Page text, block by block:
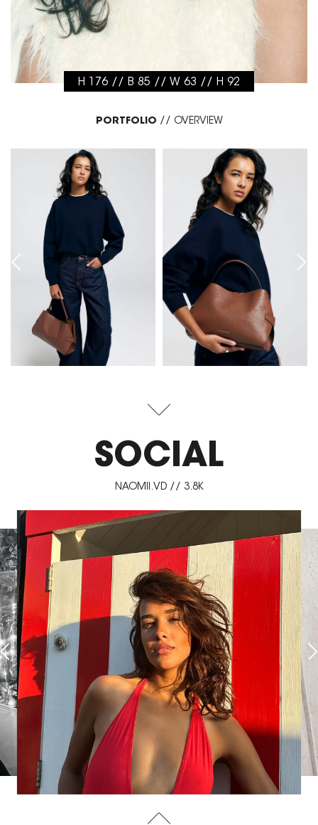
H 176 // B 85 // W 63 // H 92
PORTFOLIO // OVERVIEW
SOCIAL
NAOMII.VD // 3.8K